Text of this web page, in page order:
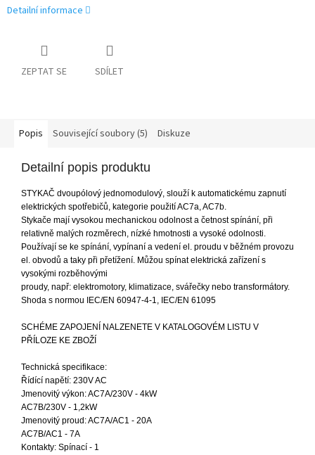
Detailní informace
ZEPTAT SE SDÍLET
Popis Související soubory (5) Diskuze
Detailní popis produktu
STYKAČ dvoupólový jednomodulový, slouží k automatickému zapnutí
elektrických spotřebičů, kategorie použití AC7a, AC7b.
Stykače mají vysokou mechanickou odolnost a četnost spínání, při
relativně malých rozměrech, nízké hmotnosti a vysoké odolnosti.
Používají se ke spínání, vypínaní a vedení el. proudu v běžném provozu
el. obvodů a taky při přetížení. Můžou spínat elektrická zařízení s
vysokými rozběhovými
proudy, např: elektromotory, klimatizace, svářečky nebo transformátory.
Shoda s normou IEC/EN 60947-4-1, IEC/EN 61095
SCHÉME ZAPOJENÍ NALZENETE V KATALOGOVÉM LISTU V
PŘÍLOZE KE ZBOŽÍ
Technická specifikace:
Řídící napětí: 230V AC
Jmenovitý výkon: AC7A/230V - 4kW
AC7B/230V - 1,2kW
Jmenovitý proud: AC7A/AC1 - 20A
AC7B/AC1 - 7A
Kontakty: Spínací - 1